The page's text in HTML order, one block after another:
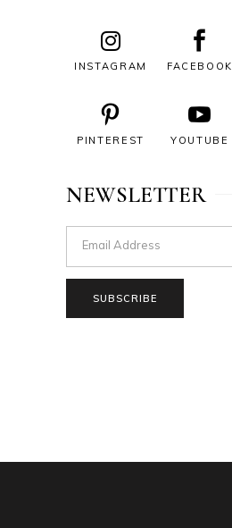
INSTAGRAM FACEBOOK
PINTEREST YOUTUBE
NEWSLETTER
SUBSCRIBE